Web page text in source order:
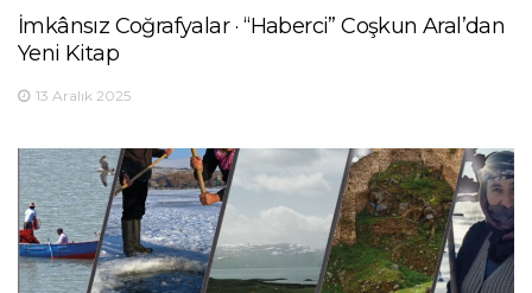
İmkânsız Coğrafyalar · “Haberci” Coşkun Aral’dan
Yeni Kitap
13 Aralık 2025